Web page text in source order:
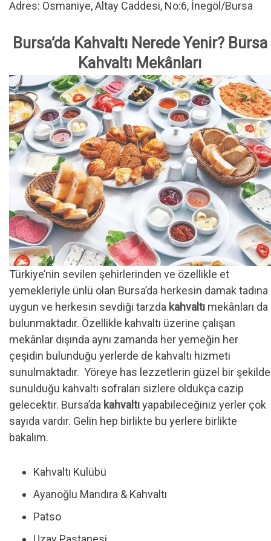
Adres: Osmaniye, Altay Caddesi, No:6, İnegöl/Bursa
Bursa’da Kahvaltı Nerede Yenir? Bursa
Kahvaltı Mekânları
Türkiye’nin sevilen şehirlerinden ve özellikle et
yemekleriyle ünlü olan Bursa’da herkesin damak tadına
uygun ve herkesin sevdiği tarzda kahvaltı mekânları da
bulunmaktadır. Özellikle kahvaltı üzerine çalışan
mekânlar dışında aynı zamanda her yemeğin her
çeşidin bulunduğu yerlerde de kahvaltı hizmeti
sunulmaktadır. Yöreye has lezzetlerin güzel bir şekilde
sunulduğu kahvaltı sofraları sizlere oldukça cazip
gelecektir. Bursa’da kahvaltıyapabileceğiniz yerler çok
sayıda vardır. Gelin hep birlikte bu yerlere birlikte
bakalım.
Kahvaltı Kulübü
Ayanoğlu Mandıra & Kahvaltı
Patso